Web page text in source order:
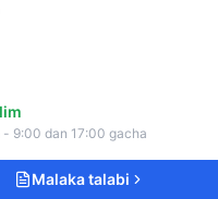
9:00 dan 17:00 gacha
Malaka talabi